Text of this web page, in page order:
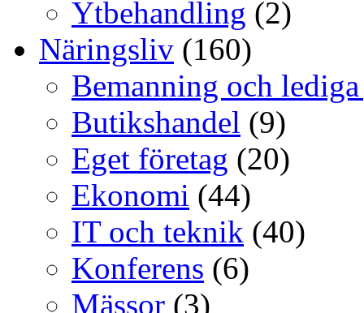
Ytbehandling (2)
Näringsliv (160)
Bemanning och
Butikshandel (9)
Eget företag (20)
Ekonomi (44)
IT och teknik (40)
Konferens (6)
Mässor (3)